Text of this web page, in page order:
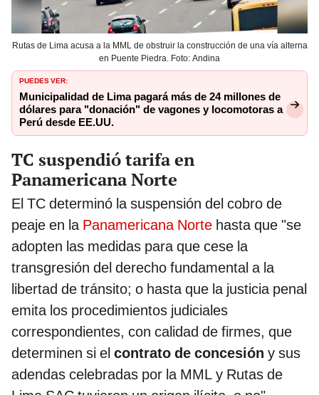
Rutas de Lima acusa a la MML de obstruir la construcción de una vía alterna
en Puente Piedra. Foto: Andina
PUEDES VER:
Municipalidad de Lima pagará más de 24 millones de
dólares para "donación" de vagones y locomotoras a
Perú desde EE.UU.
TC suspendió tarifa en
Panamericana Norte
El TC determinó la suspensión del cobro de
peaje en la Panamericana Norte hasta que "se
adopten las medidas para que cese la
transgresión del derecho fundamental a la
libertad de tránsito; o hasta que la justicia penal
emita los procedimientos judiciales
correspondientes, con calidad de firmes, que
determinen si el contrato de concesión y sus
adendas celebradas por la MML y Rutas de